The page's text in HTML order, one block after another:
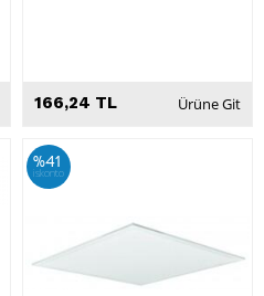
166,24 TL Ürüne Git
%41
iskonto